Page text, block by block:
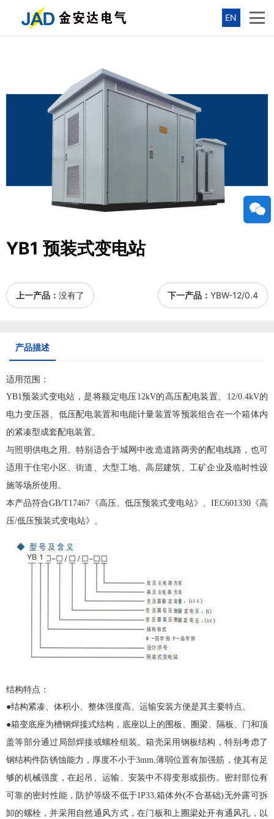
EN
YB1 预装式变电站
上一产品： 没有了 下一产品： YBW-12/0.4
产品描述
适用范围：
YB1预装式变电站，是将额定电压12kV的高压配电装置、12/0.4kV的
电力 变压器、低压配电装置和电能计量装置等预装组合在一个箱体内
的紧凑型成套配电装置。
与照明供电之用。特别适合于城网中改造道路两旁的配电线路，也可
适用于住宅小区、街道、大型工地、高层建筑、工矿企业及临时性设
施等场所使用。
本产品符合GB/T17467《高压、低压预装式变电站》、IEC601330《高
压/低压预装式变电站》。
结构特点：
●结构紧凑、体积小、整体强度高、运输安装方便是其主要特点。
●箱变底座为槽钢焊接式结构，底座以上的围板、圈梁、隔板、门和顶
盖等部分通过局部焊接或螺栓组装。箱壳采用钢板结构，特别考虑了
钢结构件防锈蚀能力，厚度不小于3mm,薄弱位置有加强筋，使其有足
够的机械强度，在起吊、运输、安装中不得变形或损伤。密封部位有
可靠的密封性能，防护等级不低于IP33,箱体外(不合基础)无外露可拆
卸的螺栓，并采用自然通风方式，在门板和上圈梁处开有通风孔，以